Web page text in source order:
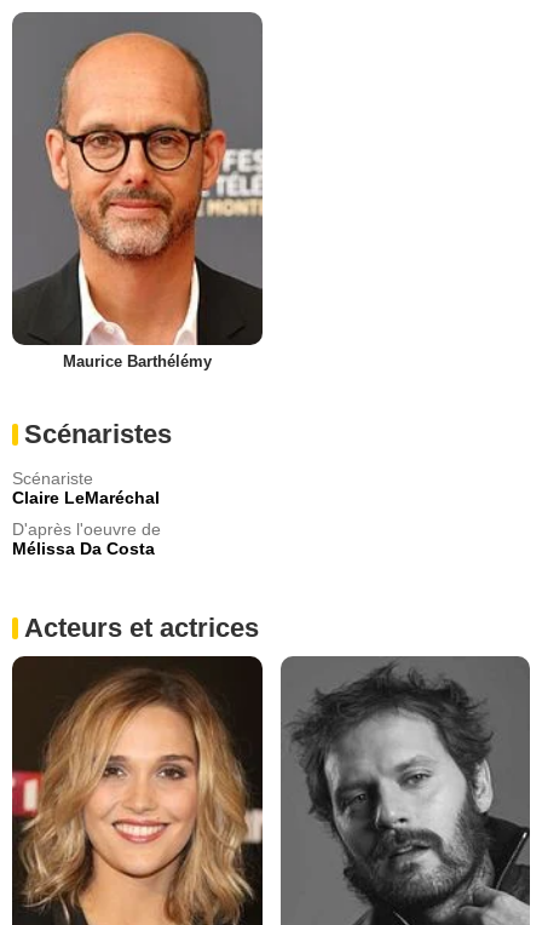
Maurice Barthélémy
Scénaristes
Scénariste
Claire LeMaréchal
D'après l'oeuvre de
Mélissa Da Costa
Acteurs et actrices